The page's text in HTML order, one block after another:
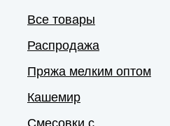
Все товары
Распродажа
Пряжа мелким оптом
Кашемир
Смесовки с